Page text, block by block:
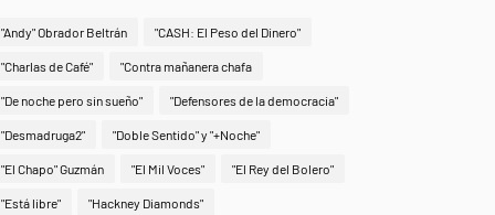
"Andy" Obrador Beltrán "CASH: El Peso del Dinero"
"Charlas de Café" "Contra mañanera chafa
"De noche pero sin sueño" "Defensores de la democracia"
"Desmadruga2" "Doble Sentido" y "+Noche"
"El Chapo" Guzmán "El Mil Voces" "El Rey del Bolero"
"Está libre" "Hackney Diamonds"